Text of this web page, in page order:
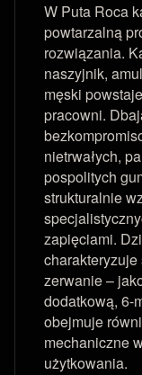
W Puta Roca
powtarzalną
rozwiązania.
naszyjnik,
męski
pracowni.
nietrwałych,
pospolitych
strukturalnie
zapięciami.
zerwanie –
dodatkową, 6-
obejmuje
mechaniczne
użytkowania.